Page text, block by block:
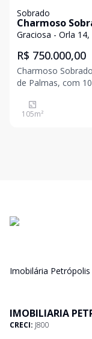
Sobrado
Charmoso
Condomínio
construída por
Graciosa - Orla
R$ 750.000,00
Charmoso
de Palmas, com
105m²
Imobilária
IMOBILIARIA
CRECI: J800